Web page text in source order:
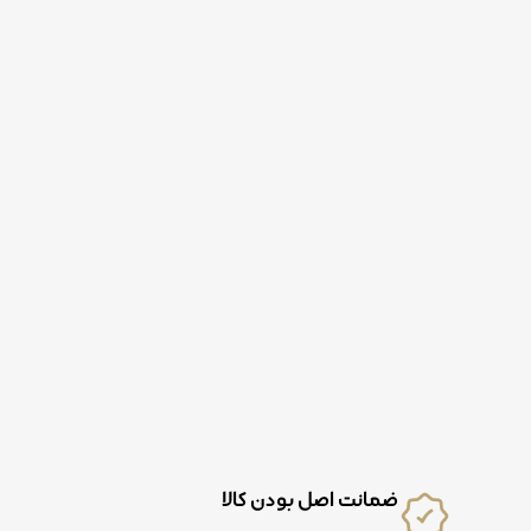
ضمانت اصل بودن کالا